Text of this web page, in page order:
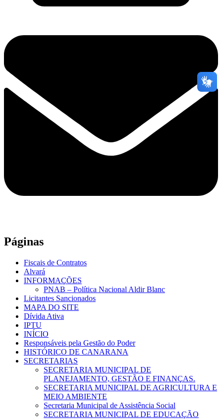
Páginas
Fiscais de Contratos
Alvará
INFORMAÇÕES
PNAB – Política Nacional Aldir Blanc
Licitantes Sancionados
MAPA DO SITE
Dívida Ativa
IPTU
INÍCIO
Responsáveis pela Gestão do Poder
HISTÓRICO DE CANARANA
SECRETARIAS
SECRETARIA MUNICIPAL DE
PLANEJAMENTO, GESTÃO E FINANÇAS.
SECRETARIA MUNICIPAL DE AGRICULTURA E
MEIO AMBIENTE
Secretaria Municipal de Assistência Social
SECRETARIA MUNICIPAL DE EDUCAÇÃO